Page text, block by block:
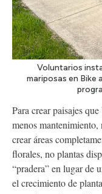
Voluntarios
mariposas en Bike
Para crear paisajes
menos mantenimiento,
crear áreas
florales, no plantas
“pradera” en lugar de
el crecimiento de